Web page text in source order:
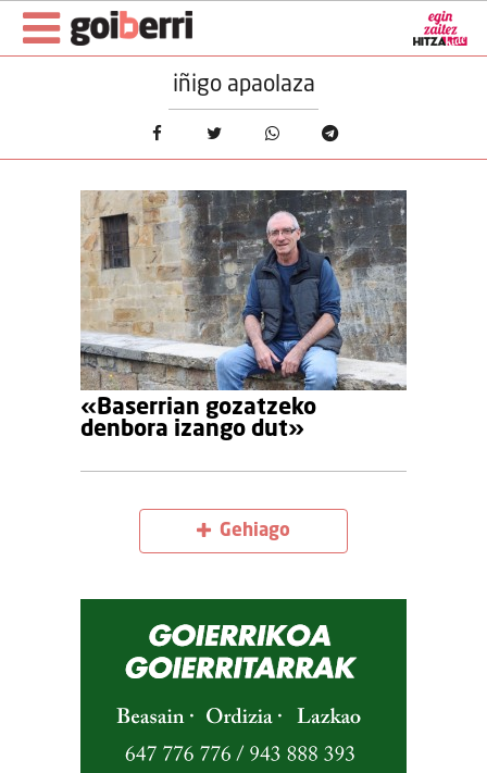
iñigo apaolaza
«Baserrian gozatzeko
denbora izango dut»
Gehiago